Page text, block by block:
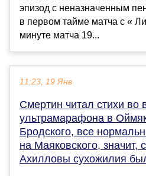
эпизод с неназначенным
в первом тайме матча с «
минуте матча 19...
11:23, 19 Янв
Смертин читал стихи во
ультрамарафона в
Бродского, все
на Маяковского, значит,
Ахилловы сухожилия